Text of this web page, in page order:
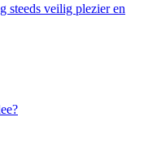
steeds veilig plezier en